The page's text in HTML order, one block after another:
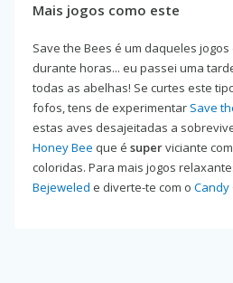
Mais jogos como este
Save the Bees é um daqueles
durante horas... eu passei uma
todas as abelhas! Se curtes este
fofos, tens de experimentar Save
estas aves desajeitadas a
Honey Bee que é superviciante
coloridas. Para mais jogos
Bejeweled e diverte-te com o Candy